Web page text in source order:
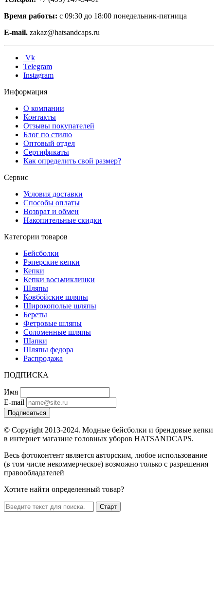
Время работы: с 09:30 до 18:00 понедельник-пятница
E-mail. zakaz@hatsandcaps.ru
Vk
Telegram
Instagram
Информация
О компании
Контакты
Отзывы покупателей
Блог по стилю
Оптовый отдел
Сертификаты
Как определить свой размер?
Сервис
Условия доставки
Способы оплаты
Возврат и обмен
Накопительные скидки
Категории товаров
Бейсболки
Рэперские кепки
Кепки
Кепки восьмиклинки
Шляпы
Ковбойские шляпы
Широкополые шляпы
Береты
Фетровые шляпы
Соломенные шляпы
Шапки
Шляпы федора
Распродажа
ПОДПИСКА
Имя
E-mail
Подписаться
© Copyright 2013-2024. Модные бейсболки и брендовые кепки
в интернет магазине головных уборов HATSANDCAPS.
Весь фотоконтент является авторским, любое использование
(в том числе некоммерческое) возможно только с разрешения
правообладателей
Хотите найти определенный товар?
Старт